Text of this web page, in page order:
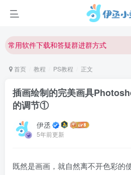
欢迎反馈网站中存在的问题和建议！
常用软件下载和答疑群进群方式
欢迎访问伊丞小站！
首页 教程 PS教程 正文
插画绘制的完美画具
的调节①
伊丞
5年前更新
既然是画画，就自然离不开色彩的